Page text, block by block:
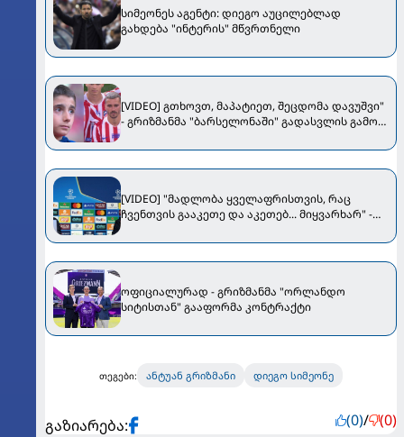
სიმეონეს აგენტი: დიეგო აუცილებლად
გახდება "ინტერის" მწვრთნელი
[VIDEO] გთხოვთ, მაპატიეთ, შეცდომა დავუშვი"
- გრიზმანმა "ბარსელონაში" გადასვლის გამო
[VIDEO] "მადლობა ყველაფრისთვის, რაც
ჩვენთვის გააკეთე და აკეთებ... მიყვარხარ" -
ემოციურად მიმართა
ოფიციალურად - გრიზმანმა "ორლანდო
სიტისთან" გააფორმა კონტრაქტი
თეგები: ანტუან გრიზმანი დიეგო სიმეონე
გაზიარება: (0)/ (0)